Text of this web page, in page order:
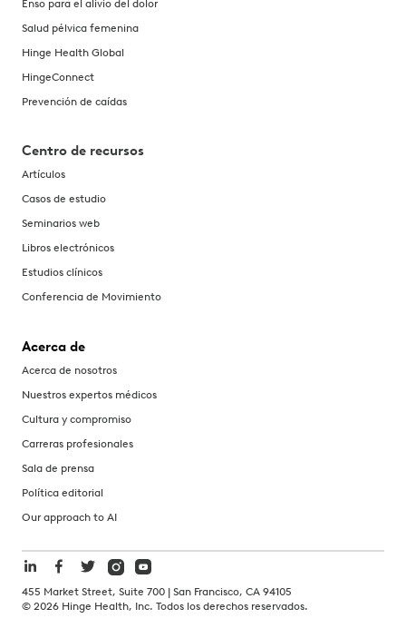
Enso para el alivio del dolor
Salud pélvica femenina
Hinge Health Global
HingeConnect
Prevención de caídas
Centro de recursos
Artículos
Casos de estudio
Seminarios web
Libros electrónicos
Estudios clínicos
Conferencia de Movimiento
Acerca de
Acerca de nosotros
Nuestros expertos médicos
Cultura y compromiso
Carreras profesionales
Sala de prensa
Política editorial
Our approach to AI
455 Market Street, Suite 700 | San Francisco, CA 94105
© 2026 Hinge Health, Inc. Todos los derechos reservados.